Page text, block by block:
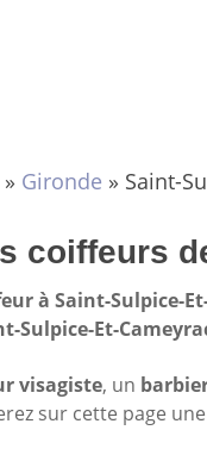
» Gironde » Saint-
coiffeurs
à Saint-Sulpice-
Sulpice-Et-
visagiste, un
sur cette page